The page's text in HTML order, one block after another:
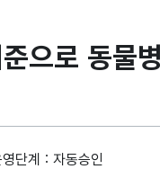
으로 동물
단계 : 자동승인